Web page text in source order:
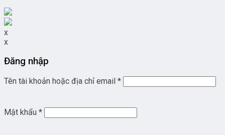
x
x
Đăng nhập
Tên tài khoản hoặc địa chỉ email *
Mật khẩu *